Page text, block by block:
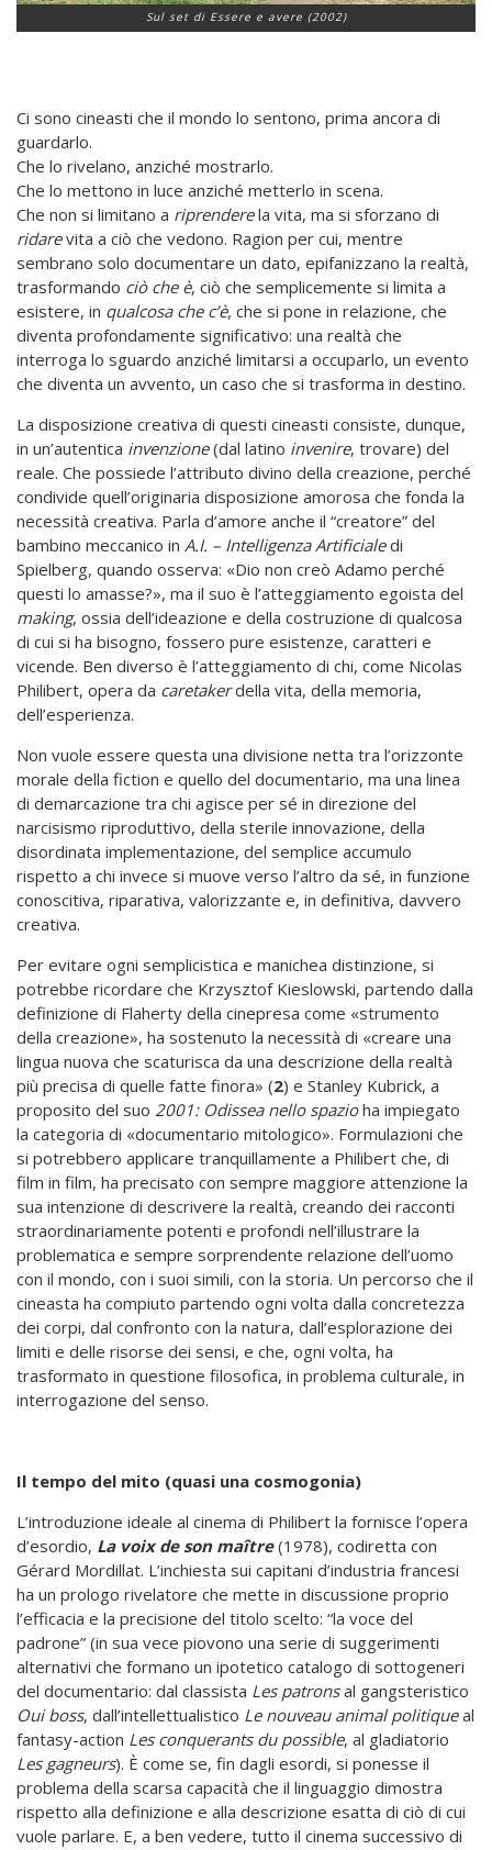
Sul set di Essere e avere (2002)
Ci sono cineasti che il mondo lo sentono, prima ancora di
guardarlo.
Che lo rivelano, anziché mostrarlo.
Che lo mettono in luce anziché metterlo in scena.
Che non si limitano a riprenderela vita, ma si sforzano di
ridarevita a ciò che vedono. Ragion per cui, mentre
sembrano solo documentare un dato, epifanizzano la realtà,
trasformando ciò che è, ciò che semplicemente si limita a
esistere, in qualcosa che c’è, che si pone in relazione, che
diventa profondamente significativo: una realtà che
interroga lo sguardo anziché limitarsi a occuparlo, un evento
che diventa un avvento, un caso che si trasforma in destino.
La disposizione creativa di questi cineasti consiste, dunque,
in un’autentica invenzione(dal latino invenire, trovare) del
reale. Che possiede l’attributo divino della creazione, perché
condivide quell’originaria disposizione amorosa che fonda la
necessità creativa. Parla d’amore anche il “creatore” del
bambino meccanico in A.I. – Intelligenza Artificialedi
Spielberg, quando osserva: «Dio non creò Adamo perché
questi lo amasse?», ma il suo è l’atteggiamento egoista del
making, ossia dell’ideazione e della costruzione di qualcosa
di cui si ha bisogno, fossero pure esistenze, caratteri e
vicende. Ben diverso è l’atteggiamento di chi, come Nicolas
Philibert, opera da caretakerdella vita, della memoria,
dell’esperienza.
Non vuole essere questa una divisione netta tra l’orizzonte
morale della fiction e quello del documentario, ma una linea
di demarcazione tra chi agisce per sé in direzione del
narcisismo riproduttivo, della sterile innovazione, della
disordinata implementazione, del semplice accumulo
rispetto a chi invece si muove verso l’altro da sé, in funzione
conoscitiva, riparativa, valorizzante e, in definitiva, davvero
creativa.
Per evitare ogni semplicistica e manichea distinzione, si
potrebbe ricordare che Krzysztof Kieslowski, partendo dalla
definizione di Flaherty della cinepresa come «strumento
della creazione», ha sostenuto la necessità di «creare una
lingua nuova che scaturisca da una descrizione della realtà
più precisa di quelle fatte finora» (2) e Stanley Kubrick, a
proposito del suo 2001: Odissea nello spazioha impiegato
la categoria di «documentario mitologico». Formulazioni che
si potrebbero applicare tranquillamente a Philibert che, di
film in film, ha precisato con sempre maggiore attenzione la
sua intenzione di descrivere la realtà, creando dei racconti
straordinariamente potenti e profondi nell’illustrare la
problematica e sempre sorprendente relazione dell’uomo
con il mondo, con i suoi simili, con la storia. Un percorso che il
cineasta ha compiuto partendo ogni volta dalla concretezza
dei corpi, dal confronto con la natura, dall’esplorazione dei
limiti e delle risorse dei sensi, e che, ogni volta, ha
trasformato in questione filosofica, in problema culturale, in
interrogazione del senso.
Il tempo del mito (quasi una cosmogonia)
L’introduzione ideale al cinema di Philibert la fornisce l’opera
d’esordio, La voix de son maître(1978), codiretta con
Gérard Mordillat. L’inchiesta sui capitani d’industria francesi
ha un prologo rivelatore che mette in discussione proprio
l’efficacia e la precisione del titolo scelto: “la voce del
padrone” (in sua vece piovono una serie di suggerimenti
alternativi che formano un ipotetico catalogo di sottogeneri
del documentario: dal classista Les patronsal gangsteristico
Oui boss, dall’intellettualistico Le nouveau animal politiqueal
fantasy-action Les conquerants du possible, al gladiatorio
Les gagneurs). È come se, fin dagli esordi, si ponesse il
problema della scarsa capacità che il linguaggio dimostra
rispetto alla definizione e alla descrizione esatta di ciò di cui
vuole parlare. E, a ben vedere, tutto il cinema successivo di